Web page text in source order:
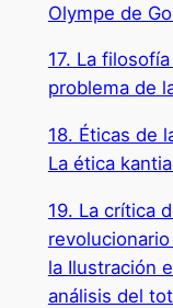
Olympe de
17. La
problema de
18. Éticas de
La ética
19. La crítica
la Ilustración
análisis del